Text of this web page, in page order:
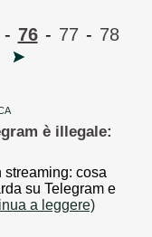
- 76 - 77 - 78
è illegale:
streaming: cosa
su Telegram e
a leggere)